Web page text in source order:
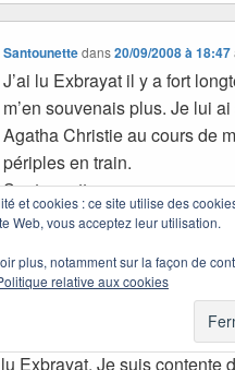
Santounettedans20/09/2008 à 18:47
J’ai lu Exbrayat il y a fort
m’en souvenais plus. Je lui
Agatha Christie au cours de
périples en train.
Santounette
dans21/09/2008 à 23:08
lu des Agatha Christie, mais
Exbrayat. Je suis contente
et cookies : ce site utilise des
Web, vous acceptez leur utilisation.
plus, notamment sur la façon de
relative aux cookies